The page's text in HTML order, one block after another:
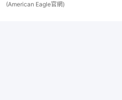
(American Eagle官網)